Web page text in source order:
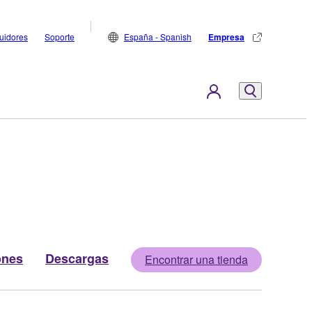
Soporte España - Spanish Empresa
Descargas Encontrar una tienda